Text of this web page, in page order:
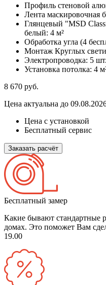
Профиль стеновой
Лента маскировочная
Глянцевый "MSD
белый: 4 м²
Обработка угла (4
Монтаж Круглых
Электропроводка: 5 шт.
Установка потолка: 4
8 670 руб.
Цена актуальна до
Цена с установкой
Бесплатный сервис
Заказать расчёт
Бесплатный замер
Какие бывают стандартные
домах. Это поможет Вам
19.00